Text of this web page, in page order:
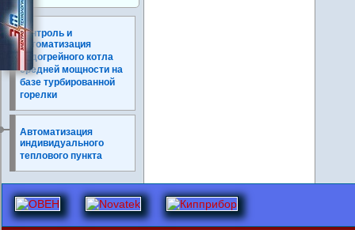
Контроль и
автоматизация
водогрейного котла
средней мощности на
базе турбированной
горелки
Автоматизация
индивидуального
теплового пункта